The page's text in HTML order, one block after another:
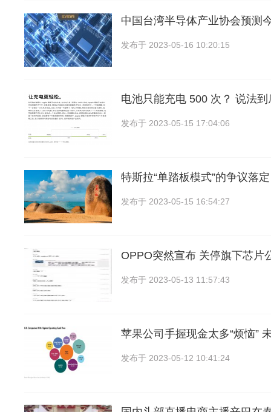
中国台湾半导体产业协会预测
发布于 2023-05-16 10:20:15
电池只能充电 500 次？ 说法
发布于 2023-05-15 17:04:06
特斯拉“单踏板模式”的争议落
发布于 2023-05-15 16:54:27
OPPO突然宣布 关停旗下芯片
发布于 2023-05-13 11:57:43
苹果公司手握现金太多“烦恼”
发布于 2023-05-12 10:41:24